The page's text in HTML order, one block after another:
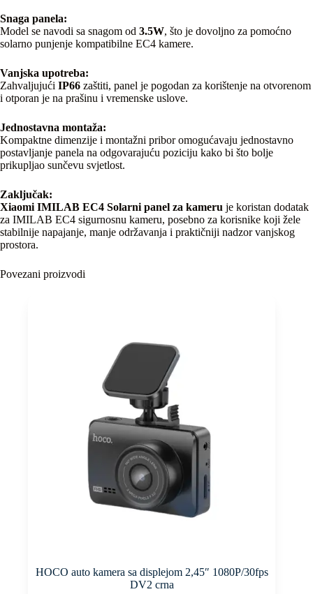
Snaga panela:
Model se navodi sa snagom od 3.5W, što je dovoljno za pomoćno
solarno punjenje kompatibilne EC4 kamere.
Vanjska upotreba:
Zahvaljujući IP66 zaštiti, panel je pogodan za korištenje na otvorenom
i otporan je na prašinu i vremenske uslove.
Jednostavna montaža:
Kompaktne dimenzije i montažni pribor omogućavaju jednostavno
postavljanje panela na odgovarajuću poziciju kako bi što bolje
prikupljao sunčevu svjetlost.
Zaključak:
Xiaomi IMILAB EC4 Solarni panel za kameru je koristan dodatak
za IMILAB EC4 sigurnosnu kameru, posebno za korisnike koji žele
stabilnije napajanje, manje održavanja i praktičniji nadzor vanjskog
prostora.
Povezani proizvodi
HOCO auto kamera sa displejom 2,45″ 1080P/30fps
DV2 crna